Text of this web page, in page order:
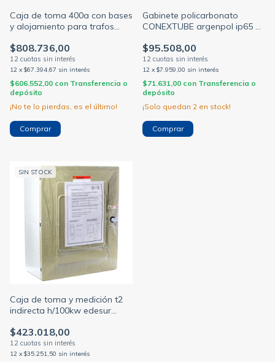
Caja de toma 400a con bases
y alojamiento para trafos
$808.736,00
12 x $67.394,67 sin interés
$606.552,00 con Transferencia o
depósito
¡No te lo pierdas, es el último!
Gabinete policarbonato
CONEXTUBE argenpol ip65 +
medidas
$95.508,00
12 x $7.959,00 sin interés
$71.631,00 con Transferencia o
depósito
¡Solo quedan 2 en stock!
Comprar
SIN STOCK
Caja de toma y medición t2
indirecta h/100kw edesur
$423.018,00
12 x $35.251,50 sin interés